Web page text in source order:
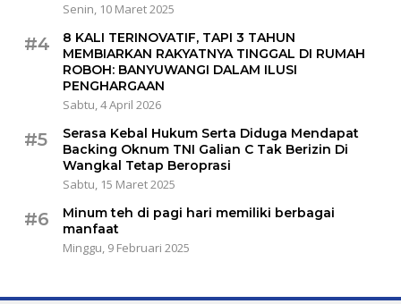
Senin, 10 Maret 2025
#4
8 KALI TERINOVATIF, TAPI 3 TAHUN
MEMBIARKAN RAKYATNYA TINGGAL DI RUMAH
ROBOH: BANYUWANGI DALAM ILUSI
PENGHARGAAN
Sabtu, 4 April 2026
#5
Serasa Kebal Hukum Serta Diduga Mendapat
Backing Oknum TNI Galian C Tak Berizin Di
Wangkal Tetap Beroprasi
Sabtu, 15 Maret 2025
#6
Minum teh di pagi hari memiliki berbagai
manfaat
Minggu, 9 Februari 2025